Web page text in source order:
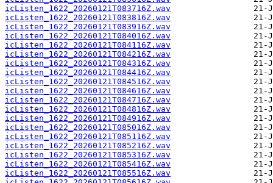
icListen_1622_20260121T083716Z.wav
icListen_1622_20260121T083816Z.wav
icListen_1622_20260121T083916Z.wav
icListen_1622_20260121T084016Z.wav
icListen_1622_20260121T084116Z.wav
icListen_1622_20260121T084216Z.wav
icListen_1622_20260121T084316Z.wav
icListen_1622_20260121T084416Z.wav
icListen_1622_20260121T084516Z.wav
icListen_1622_20260121T084616Z.wav
icListen_1622_20260121T084716Z.wav
icListen_1622_20260121T084816Z.wav
icListen_1622_20260121T084916Z.wav
icListen_1622_20260121T085016Z.wav
icListen_1622_20260121T085116Z.wav
icListen_1622_20260121T085216Z.wav
icListen_1622_20260121T085316Z.wav
icListen_1622_20260121T085416Z.wav
icListen_1622_20260121T085516Z.wav